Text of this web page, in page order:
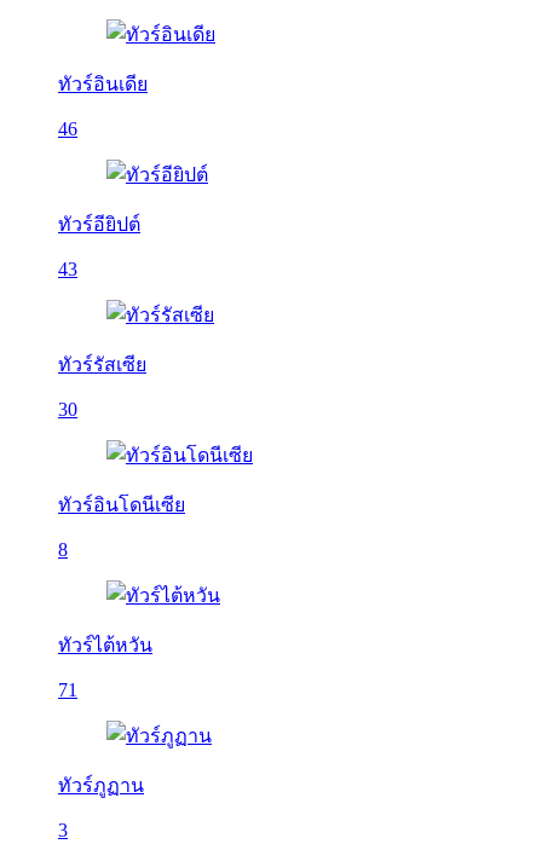
ทัวร์อินเดีย
46
ทัวร์อียิปต์
43
ทัวร์รัสเซีย
30
ทัวร์อินโดนีเซีย
8
ทัวร์ไต้หวัน
71
ทัวร์ภูฏาน
3